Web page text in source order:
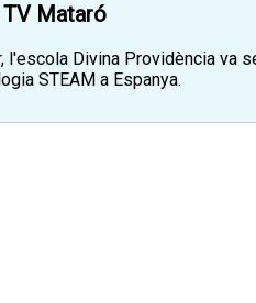
Mataró
l'escola Divina Providència va
STEAM a Espanya.